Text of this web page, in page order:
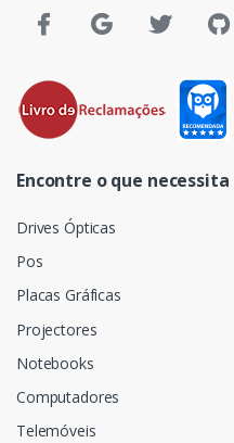
Encontre o que necessita
Drives Ópticas
Pos
Placas Gráficas
Projectores
Notebooks
Computadores
Telemóveis